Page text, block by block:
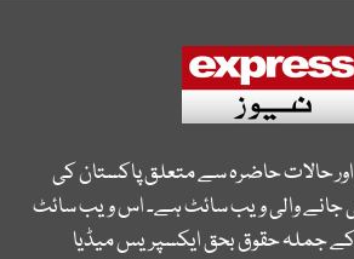
حالات حاضرہ سے متعلق پاکستان کی
جانے والی ویب سائٹ ہے۔ اس ویب سائٹ
کے جملہ حقوق بحق ایکسپریس میڈیا